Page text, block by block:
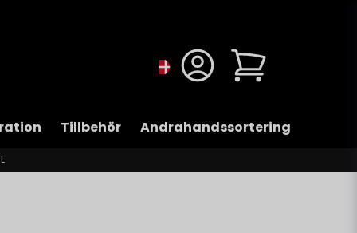
Tillbehör Andrahandssortering